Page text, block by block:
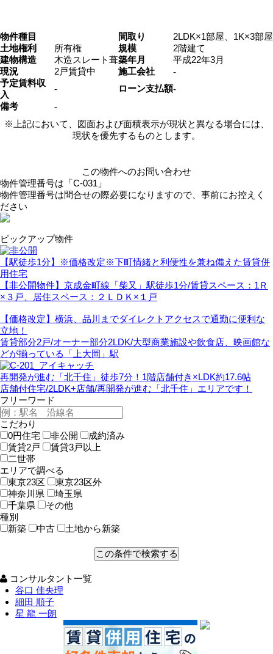
物件種目 間取り
2LDK×1部屋、1K×3部屋
土地権利
所有権 規模
2階建て
建物構造
木造スレート葺築年月
平成22年3月
現況
2戸賃貸中 施工会社
-
予定賃料収
入
‐ ローン支払額‐
備考
-
※上記において、図面および面積表示が現状と異なる場合には、
現状を優先するものとします。
この物件へのお問い合わせ
物件管理番号は「C-031 」
物件管理番号は問合せの際必要になりますので、事前にお控えく
ださい
ピックアップ物件
【駅徒歩1分】※価格改定※下町情緒と利便性を兼ね備えた賃貸併
用住宅
【非公開物件】京成金町線「柴又」駅徒歩1分/賃貸スペース：1Ｒ
×３戸、居住スペース：２ＬＤＫ×１戸
【価格改定】横浜、品川までダイレクトアクセスで通勤に便利な
立地！
賃貸部分2戸/オーナー部分2LDK/大型商業施設や飲食店、映画館な
どが揃っている「上大岡」駅
再開発が進む「北千住」徒歩7分！1階店舗付き×LDK約17.6帖
店舗付住宅/2LDK+店舗/再開発が進む「北千住」エリアです！
フリーワード
こだわり
0円住宅
非公開
成約済み
賃貸2戸
賃貸3戸以上
二世帯
エリアで調べる
東京23区
東京23区外
神奈川県
埼玉県
千葉県
その他
種別
新築
中古 土地から新築
コンサルタント一覧
谷口 佳央理
細田 順子
星 龍 一朗